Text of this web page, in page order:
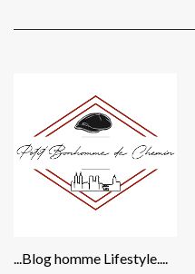
...Blog homme Lifestyle....